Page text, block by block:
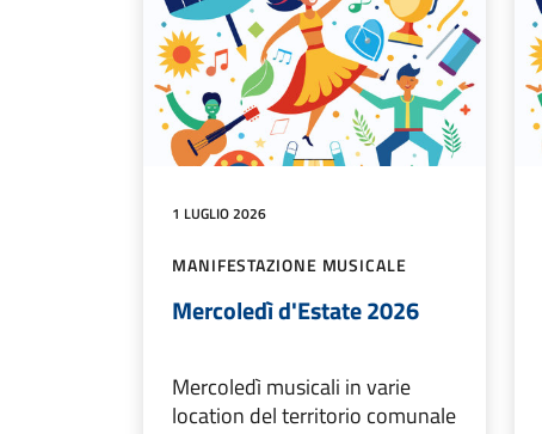
1 LUGLIO 2026
MANIFESTAZIONE MUSICALE
Mercoledì d'Estate 2026
Mercoledì musicali in varie
location del territorio comunale